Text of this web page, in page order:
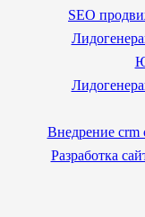
SEO
Внедрение crm
Разработка